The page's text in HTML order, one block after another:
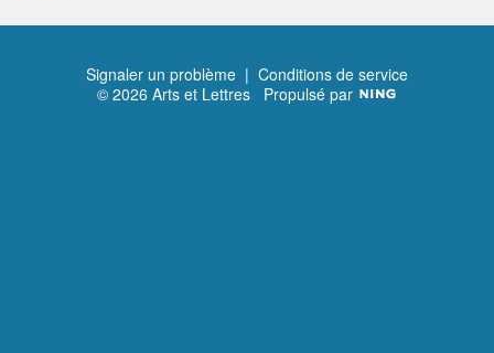
Signaler un problème | Conditions de service
© 2026 Arts et Lettres Propulsé par